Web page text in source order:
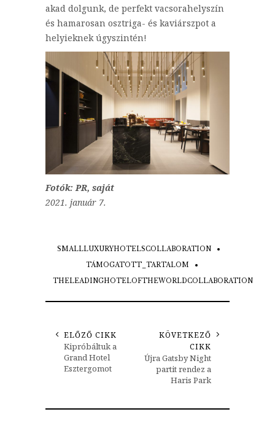
akad dolgunk, de perfekt vacsorahelyszín
és hamarosan osztriga- és kaviárszpot a
helyieknek úgyszintén!
Fotók: PR, saját
2021. január 7.
SMALLLUXURYHOTELSCOLLABORATION
TÁMOGATOTT_TARTALOM
THELEADINGHOTELOFTHEWORLDCOLLABORATION
ELŐZŐ CIKK
Kipróbáltuk a
Grand Hotel
Esztergomot
KÖVETKEZŐ
CIKK
Újra Gatsby Night
partit rendez a
Haris Park